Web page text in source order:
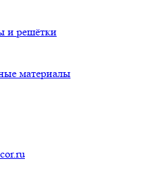
и решётки
материалы